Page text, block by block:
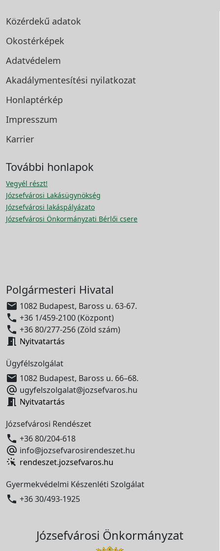
Közérdekű adatok
Okostérképek
Adatvédelem
Akadálymentesítési nyilatkozat
Honlaptérkép
Impresszum
Karrier
További honlapok
Vegyél részt!
Józsefvárosi Lakásügynökség
Józsefvárosi lakáspályázato
Józsefvárosi Önkormányzati Bérlői csere
Polgármesteri Hivatal
 1082 Budapest, Baross u. 63-67.
 +36 1/459-2100 (Központ)
 +36 80/277-256 (Zöld szám)
 Nyitvatartás
Ügyfélszolgálat
 1082 Budapest, Baross u. 66–68.
 ugyfelszolgalat@jozsefvaros.hu
 Nyitvatartás
Józsefvárosi Rendészet
 +36 80/204-618
 info@jozsefvarosirendeszet.hu
rendeszet.jozsefvaros.hu
Gyermekvédelmi Készenléti Szolgálat
 +36 30/493-1925
Józsefvárosi Önkormányzat